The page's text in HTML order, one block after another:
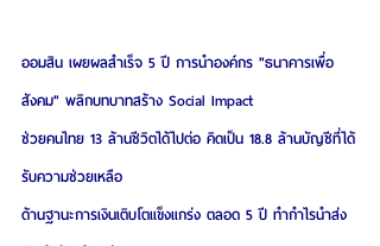
ออมสิน เผยผลสำเร็จ 5 ปี การนำองค์กร "ธนาคารเพื่อ
สังคม" พลิกบทบาทสร้าง Social Impact
ช่วยคนไทย 13 ล้านชีวิตได้ไปต่อ คิดเป็น 18.8 ล้านบัญชีที่ได้
รับความช่วยเหลือ
ด้านฐานะการเงินเติบโตแข็งแกร่ง ตลอด 5 ปี ทำกำไรนำส่ง